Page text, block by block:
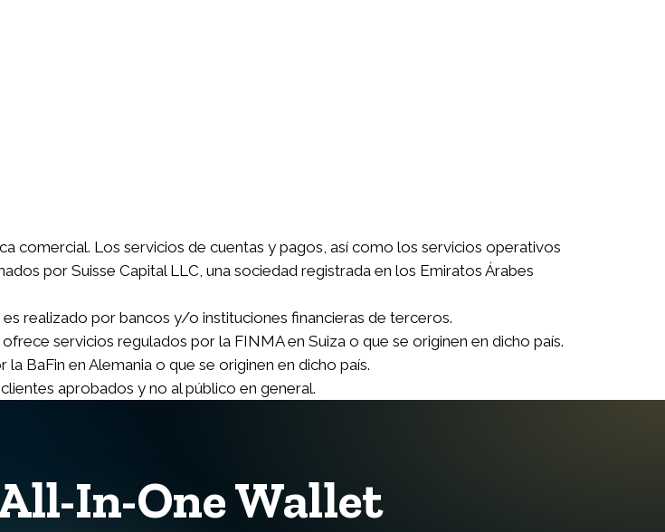
comercial. Los servicios de cuentas y pagos, así como los servicios operativos
por Suisse Capital LLC, una sociedad registrada en los Emiratos Árabes
realizado por bancos y/o instituciones financieras de terceros.
servicios regulados por la FINMA en Suiza o que se originen en dicho país.
BaFin en Alemania o que se originen en dicho país.
aprobados y no al público en general.
In-One Wallet